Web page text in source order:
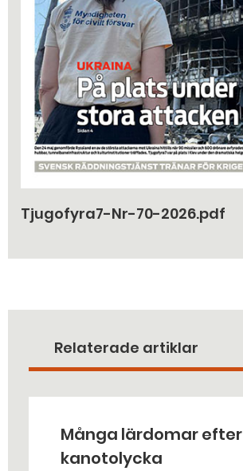
Tjugofyra7-Nr-70-2026.pdf
Relaterade artiklar
Många lärdomar efter
kanotolycka